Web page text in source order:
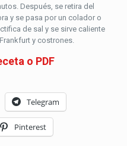
Después, se retira del
y se pasa por un colador o
de sal y se sirve caliente
y costrones.
o PDF
Telegram
Pinterest